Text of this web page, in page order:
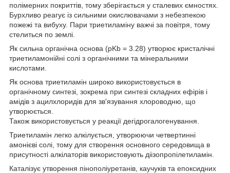
полімерних покриттів, тому зберігається у сталевих ємностях.
Бурхливо реагує із сильними окислювачами з небезпекою
пожежі та вибуху. Пари триетиламіну важчі за повітря, тому
стелиться по землі.
Як сильна органічна основа (pKb = 3.28) утворює кристалічні
триетиламонійні солі з органічними та мінеральними
кислотами.
Як основа триетиламін широко використовується в
органічному синтезі, зокрема при синтезі складних ефірів і
амідів з ацилхлоридів для зв'язування хлороводню, що
утворюється.
Також використовується у реакції дегідрогалогенування.
Триетиламін легко алкілується, утворюючи четвертинні
амонієві солі, тому для створення основного середовища в
присутності алкілаторів використовують діізопропілетиламін.
Каталізує утворення пінополіуретанів, каучуків та епоксидних